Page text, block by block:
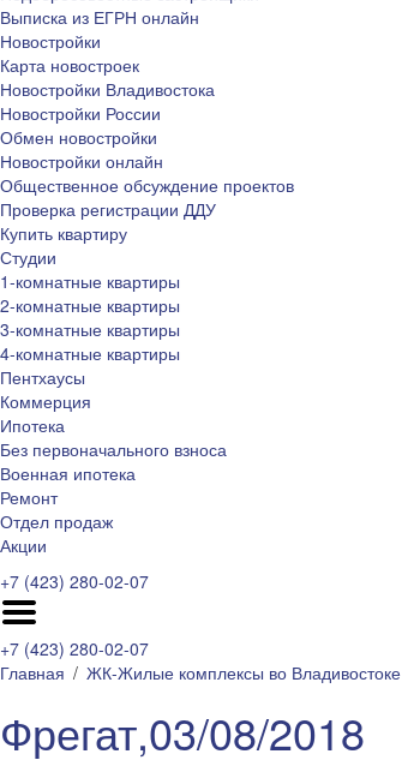
Выписка из ЕГРН онлайн
Новостройки
Карта новостроек
Новостройки Владивостока
Новостройки России
Обмен новостройки
Новостройки онлайн
Общественное обсуждение проектов
Проверка регистрации ДДУ
Купить квартиру
Студии
1-комнатные квартиры
2-комнатные квартиры
3-комнатные квартиры
4-комнатные квартиры
Пентхаусы
Коммерция
Ипотека
Без первоначального взноса
Военная ипотека
Ремонт
Отдел продаж
Акции
+7 (423) 280-02-07
+7 (423) 280-02-07
Главная
ЖК-Жилые комплексы во Владивостоке
Фрегат,03/08/2018